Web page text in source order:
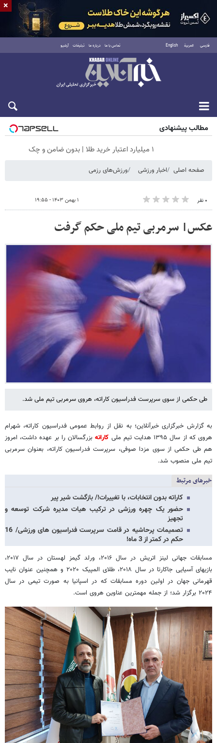
فارسی العربية English تماس با ما درباره ما تبلیغات آرشیو
شنبه ۱۷ مرداد ۱۴۰۵
مطالب پیشنهادی
۱ میلیارد اعتبار خرید طلا | بدون ضامن و چک
صفحه اصلی اخبار ورزشی ورزش‌های رزمی
۰ نفر ۱ بهمن ۱۴۰۳ - ۱۹:۵۵
عکس| سرمربی تیم ملی حکم گرفت
طی حکمی از سوی سرپرست فدراسیون کاراته، هروی سرمربی تیم ملی شد.
به گزارش خبرگزاری خبرآنلاین؛ به نقل از روابط عمومی فدراسیون کاراته، شهرام
هروی که از سال ۱۳۹۵ هدایت تیم ملی
کاراته بزرگسالان را بر عهده داشت، امروز
هم طی حکمی از سوی مزدا صوفی، سرپرست فدراسیون کاراته، بعنوان سرمربی
تیم ملی منصوب شد.
خبرهای مرتبط
کاراته بدون انتخابات، با تغییرات!/ بازگشت شیر پیر
حضور یک چهره ورزشی در ترکیب هیات مدیره شرکت توسعه و
تجهیز
تصمیمات پرحاشیه در قامت سرپرست فدراسیون های ورزشی/ 16
حکم در کمتر از 3 ماه!
مسابقات جهانی لینز اتریش در سال ۲۰۱۶، ورلد گیمز لهستان در سال ۲۰۱۷،
بازیهای آسیایی جاکارتا در سال ۲۰۱۸، طلای المپیک ۲۰۲۰ و همچنین عنوان نایب
قهرمانی جهان در اولین دوره مسابقات که در اسپانیا به صورت تیمی در سال
۲۰۲۴ برگزار شد؛ از جمله مهمترین عناوین هروی است.
×